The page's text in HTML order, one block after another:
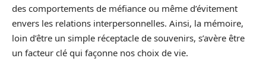
des comportements de méfiance ou même d’évitement
envers les relations interpersonnelles. Ainsi, la mémoire,
loin d’être un simple réceptacle de souvenirs, s’avère être
un facteur clé qui façonne nos choix de vie.